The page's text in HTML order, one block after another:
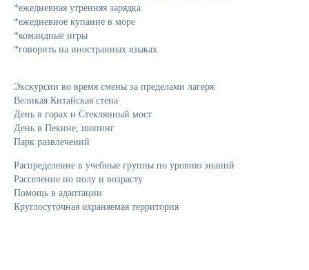
*ежедневная утренняя зарядка
*ежедневное купание в море
*командные игры
*говорить на иностранных языках
Экскурсии во время смены за пределами лагеря:
Великая Китайская стена
День в горах и Стеклянный мост
День в Пекине, шопинг
Парк развлечений
Распределение в учебные группы по уровню знаний
Расселение по полу и возрасту
Помощь в адаптации
Круглосуточная охраняемая территория